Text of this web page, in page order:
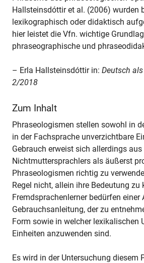
Hallsteinsdóttir et al. (2006) wurden
lexikographisch oder didaktisch
hier leistet die Vfn. wichtige
phraseographische und
– Erla Hallsteinsdóttir in: Deutsch
2/2018
Zum Inhalt
Phraseologismen stellen sowohl in
in der Fachsprache unverzichtbare
Gebrauch erweist sich allerdings
Nichtmuttersprachlers als äußerst
Phraseologismen richtig zu
Regel nicht, allein ihre Bedeutung zu
Fremdsprachenlerner bedürfen einer
Gebrauchsanleitung, der zu
Form sowie in welcher lexikalischen
Einheiten anzuwenden sind.
Es wird in der Untersuchung diesem